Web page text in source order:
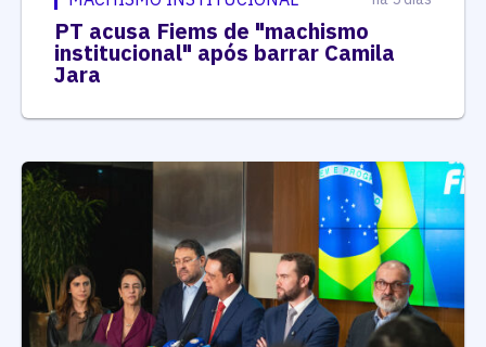
PT acusa Fiems de "machismo
institucional" após barrar Camila
Jara